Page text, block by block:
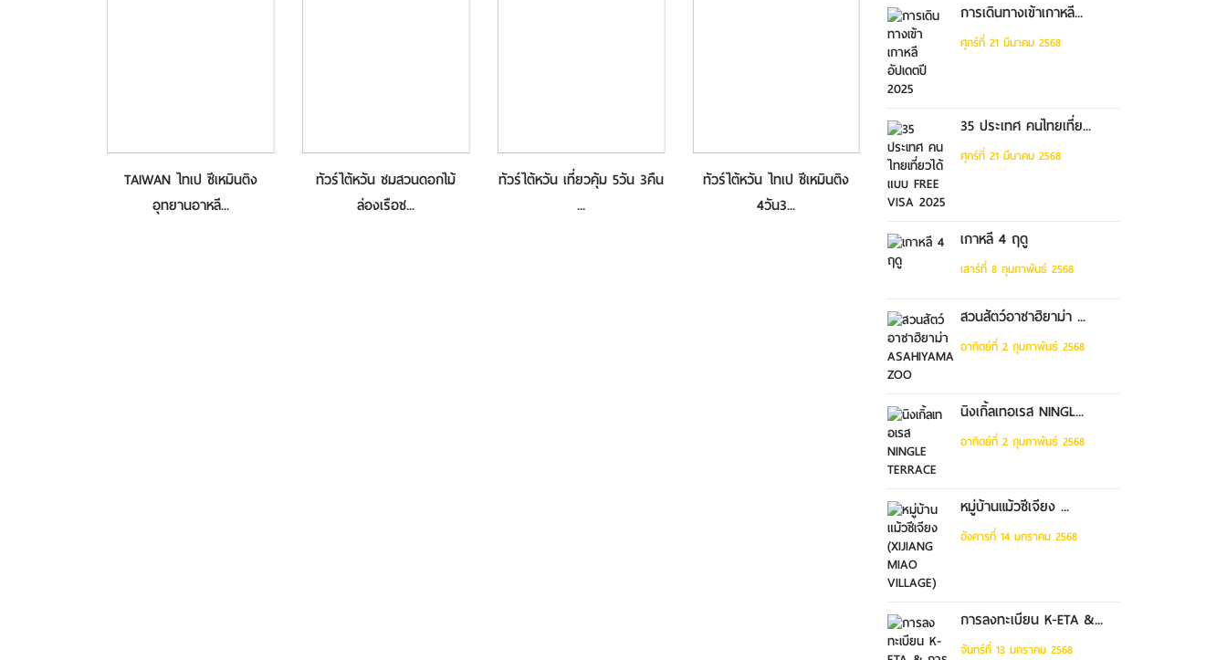
TAIWAN ไทเป ซีเหมินติง
อุทยานอาหลี...
ทัวร์ไต้หวัน ชมสวนดอกไม้
ล่องเรือช...
ทัวร์ไต้หวัน เที่ยวคุ้ม 5วัน 3คืน
...
ทัวร์ไต้หวัน ไทเป ซีเหมินติง
4วัน3...
TAIWAN ไทเป ซีเหมินติง
อุทยานอาหลี...
การเดินทางเข้าเกาหลี...
ศุกร์ที่ 21 มีนาคม 2568
35 ประเทศ คนไทยเที่ย...
ศุกร์ที่ 21 มีนาคม 2568
เกาหลี 4 ฤดู
เสาร์ที่ 8 กุมภาพันธ์ 2568
สวนสัตว์อาซาฮิยาม่า ...
อาทิตย์ที่ 2 กุมภาพันธ์ 2568
นิงเกิ้ลเทอเรส NINGL...
อาทิตย์ที่ 2 กุมภาพันธ์ 2568
หมู่บ้านแม้วซีเจียง ...
อังคารที่ 14 มกราคม 2568
การลงทะเบียน K-ETA &...
จันทร์ที่ 13 มกราคม 2568